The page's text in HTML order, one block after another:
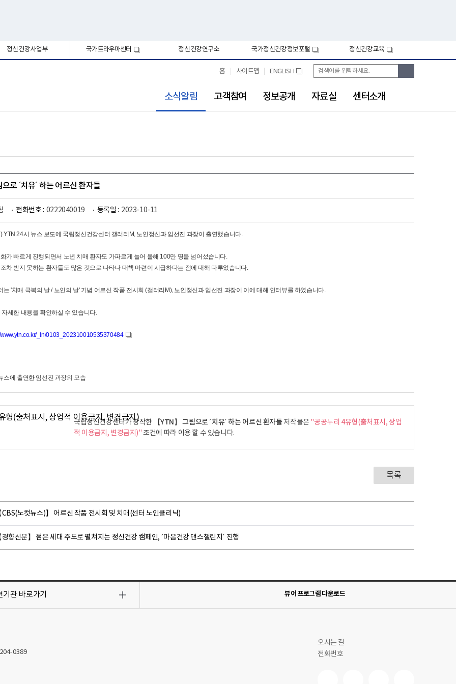
정신건강사업부 국가트라우마센터 새
창
정신건강연구소 국가정신건강정보포털 새
창
정신건강교육 새
창
홈 사이트맵 ENGLISH 새
통
합
색
색
소식알림
됨
고객참여 정보공개 자료실 센터소개
로 ´치유´ 하는 어르신 환자들
전화번호 : 0222040019 등록일 : 2023-10-11
YTN 24시 뉴스 보도에 국립정신건강센터 갤러리M, 노인정신과 임선진 과장이 출연했습니다.
가 빠르게 진행되면서 노년 치매 환자도 가파르게 늘어 올해 100만 명을 넘어섰습니다.
차 받지 못하는 환자들도 많은 것으로 나타나 대책 마련이 시급하다는 점에 대해 다루었습니다.
는 '치매 극복의 날 / 노인의 날' 기념 어르신 작품 전시회 (갤러리M), 노인정신과 임선진 과장이 이에 대해 인터뷰를 하였습니다.
세한 내용을 확인하실 수 있습니다.
www.ytn.co.kr/_ln/0103_202310010535370484 새
국립정신건강센터가 창작한 【YTN】 그림으로 ´치유´ 하는 어르신 환자들저작물은 "공공누리 4유형(출처표시, 상업
적 이용금지, 변경금지)"조건에 따라 이용 할 수 있습니다.
목록
CBS(노컷뉴스)】 어르신 작품 전시회 및 치매(센터 노인클리닉)
향신문】 점은 세대 주도로 펼쳐지는 정신건강 캠페인, ´마음건강 댄스챌린지´ 진행
기관 바로가기 뷰어 프로그램 다운로드
0389
오시는 길
전화번호